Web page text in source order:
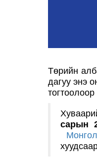
Төрийн
дагуу энэ
сарын